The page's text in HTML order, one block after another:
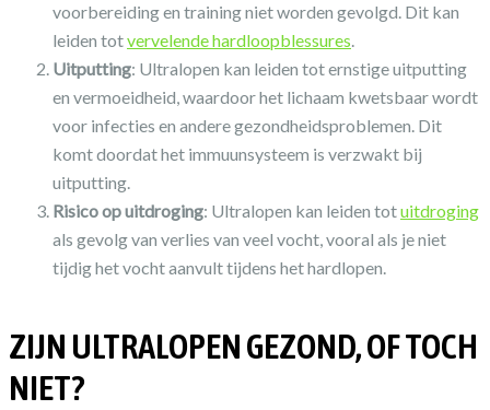
voorbereiding en training niet worden gevolgd. Dit kan
leiden totvervelende hardloopblessures.
Uitputting: Ultralopen kan leiden tot ernstige uitputting
en vermoeidheid, waardoor het lichaam kwetsbaar wordt
voor infecties en andere gezondheidsproblemen. Dit
komt doordat het immuunsysteem is verzwakt bij
uitputting.
Risico op uitdroging: Ultralopen kan leiden totuitdroging
als gevolg van verlies van veel vocht, vooral als je niet
tijdig het vocht aanvult tijdens het hardlopen.
ZIJN ULTRALOPEN GEZOND, OF TOCH
NIET?